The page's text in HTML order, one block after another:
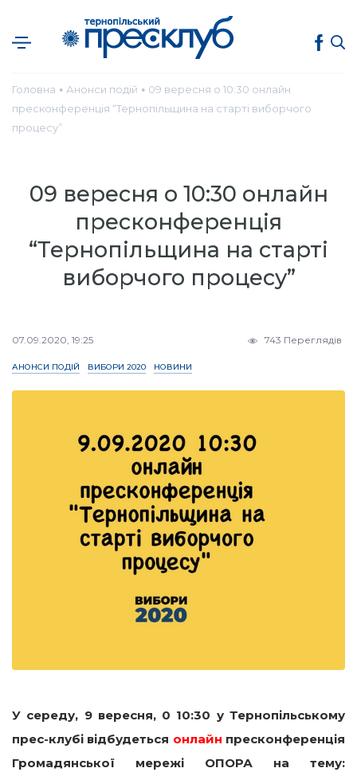
Головна ● Анонси подій ● 09 вересня о 10:30 онлайн
пресконференція “Тернопільщина на старті виборчого
процесу”
09 вересня о 10:30 онлайн
пресконференція
“Тернопільщина на старті
виборчого процесу”
07.09.2020, 19:25 743 Переглядів
АНОНСИ ПОДІЙ ВИБОРИ 2020 НОВИНИ
У середу, 9 вересня, 0 10:30 у Тернопільському
прес-клубі відбудеться онлайн пресконференція
Громадянської мережі ОПОРА на тему: